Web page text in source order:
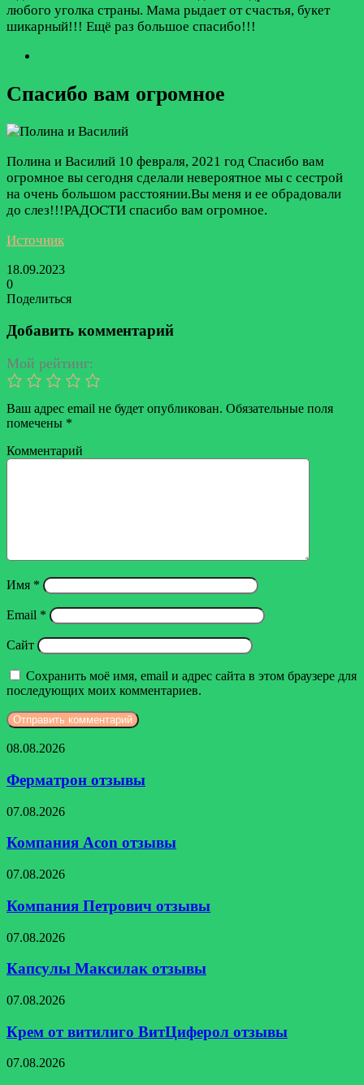
любого уголка страны. Мама рыдает от счастья, букет
шикарный!!! Ещё раз большое спасибо!!!
Спасибо вам огромное
Полина и Василий 10 февраля, 2021 год Спасибо вам
огромное вы сегодня сделали невероятное мы с сестрой
на очень большом расстоянии.Вы меня и ее обрадовали
до слез!!!РАДОСТИ спасибо вам огромное.
Источник
18.09.2023
0
Поделиться
через
электронную
почту
Добавить комментарий
Мой рейтинг:
Ваш адрес email не будет опубликован. Обязательные поля
помечены *
Комментарий
Имя *
Email *
Сайт
Сохранить моё имя, email и адрес сайта в этом браузере для
последующих моих комментариев.
Ферматрон
08.08.2026
Ферматрон отзывы
Компания
отзывы
07.08.2026
Компания Acon отзывы
Компания
отзывы
07.08.2026
Компания Петрович отзывы
Капсулы
отзывы
07.08.2026
Капсулы Максилак отзывы
Крем
витилиго
ВитЦиферол
отзывы
07.08.2026
Крем от витилиго ВитЦиферол отзывы
Альфаксим
07.08.2026